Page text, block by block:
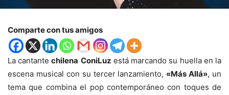
Comparte con tus amigos
La cantantechilena ConiLuz está marcando su huella en la
escena musical con su tercer lanzamiento, «Más Allá», un
tema que combina el pop contemporáneo con toques de